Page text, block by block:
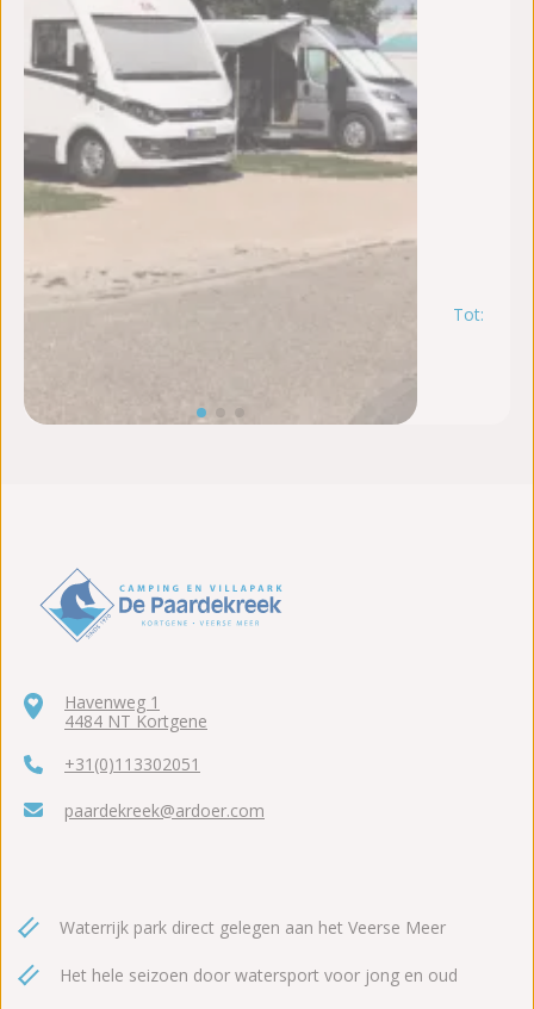
Tot:
Havenweg 1
4484 NT Kortgene
+31(0)113302051
paardekreek@ardoer.com
Waterrijk park direct gelegen aan het Veerse Meer
Het hele seizoen door watersport voor jong en oud